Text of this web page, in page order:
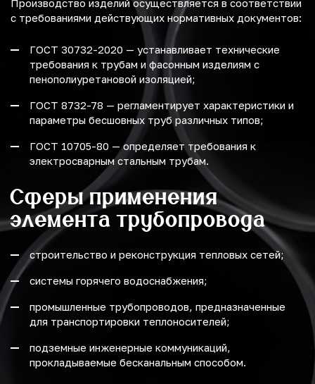
Производство изделий осуществляется в соответствии
с требованиями действующих нормативных документов:
ГОСТ 30732-2020 — устанавливает технические
требования к трубам и фасонным изделиям с
пенополиуретановой изоляцией;
ГОСТ 8732-78 — регламентирует характеристики и
параметры бесшовных труб различных типов;
ГОСТ 10705-80 — определяет требования к
электросварным стальным трубам.
Сферы применения
элемента трубопровода
строительство и реконструкция тепловых сетей;
системы горячего водоснабжения;
промышленные трубопроводов, предназначенные
для транспортировки теплоносителей;
подземные инженерные коммуникаций,
прокладываемые бесканальным способом.